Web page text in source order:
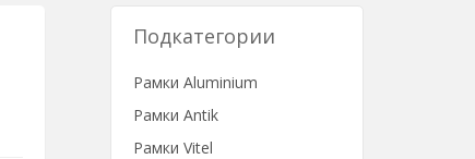
Подкатегории
Рамки Aluminium
Рамки Antik
Рамки Vitel